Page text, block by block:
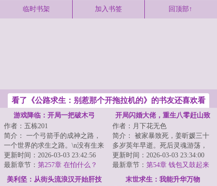
临时书架 加入书签 回顶部↑
看了《公路求生：别惹那个开拖拉机的》的书友还喜欢看
游戏降临：开局一把破木弓
作者：五栋201
简介： 一个弓箭手的成神之路，
一个世界的求生之路。\n没有生来
的无敌，只有在挣扎中的成长。
<...
更新时间：2026-03-03 23:42:56
最新章节： 第257章 在怕什么？
开局闪婚大佬，重生八零赶山致
富
作者：月下花无色
简介： 被家暴致死，姜昕媛三十
多岁英年早逝。死后灵魂游荡，
她才知道自己短暂而痛苦的一
生，只是...
更新时间：2026-03-03 23:34:00
最新章节： 第54章 钱包又鼓起来
美利坚：从街头流浪汉开始肝技
末世求生：我能升华万物